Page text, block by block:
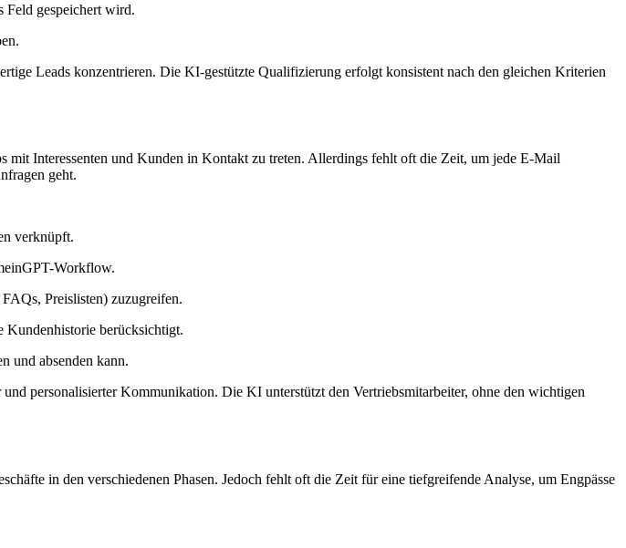
Feld gespeichert wird.
Leads konzentrieren. Die KI-gestützte Qualifizierung erfolgt konsistent nach den gleichen Kriterien
Interessenten und Kunden in Kontakt zu treten. Allerdings fehlt oft die Zeit, um jede E-Mail
geht.
verknüpft.
Workflow.
Preislisten) zuzugreifen.
Kundenhistorie berücksichtigt.
und absenden kann.
personalisierter Kommunikation. Die KI unterstützt den Vertriebsmitarbeiter, ohne den wichtigen
in den verschiedenen Phasen. Jedoch fehlt oft die Zeit für eine tiefgreifende Analyse, um Engpässe